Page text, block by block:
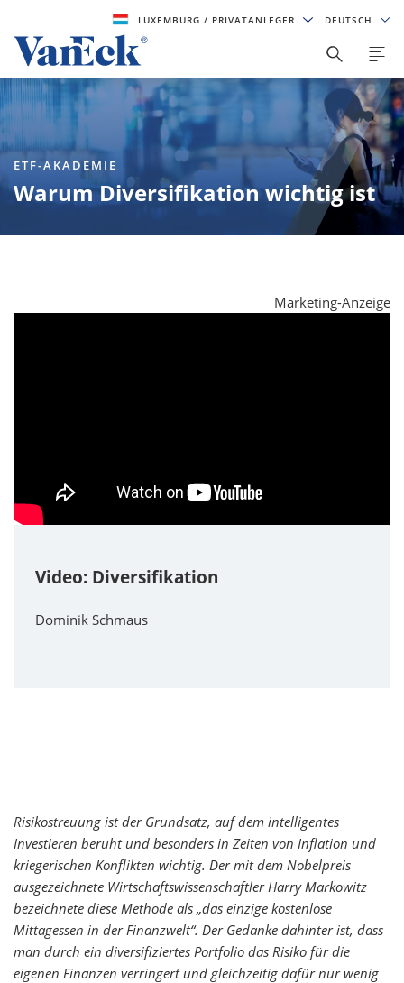
LUXEMBURG/ PRIVATANLEGER DEUTSCH
ETF-AKADEMIE
Warum Diversifikation wichtig ist
Marketing-Anzeige
Video: Diversifikation
Dominik Schmaus
Risikostreuung ist der Grundsatz, auf dem intelligentes
Investieren beruht und besonders in Zeiten von Inflation und
kriegerischen Konflikten wichtig. Der mit dem Nobelpreis
ausgezeichnete Wirtschaftswissenschaftler Harry Markowitz
bezeichnete diese Methode als „das einzige kostenlose
Mittagessen in der Finanzwelt“. Der Gedanke dahinter ist, dass
man durch ein diversifiziertes Portfolio das Risiko für die
eigenen Finanzen verringert und gleichzeitig dafür nur wenig